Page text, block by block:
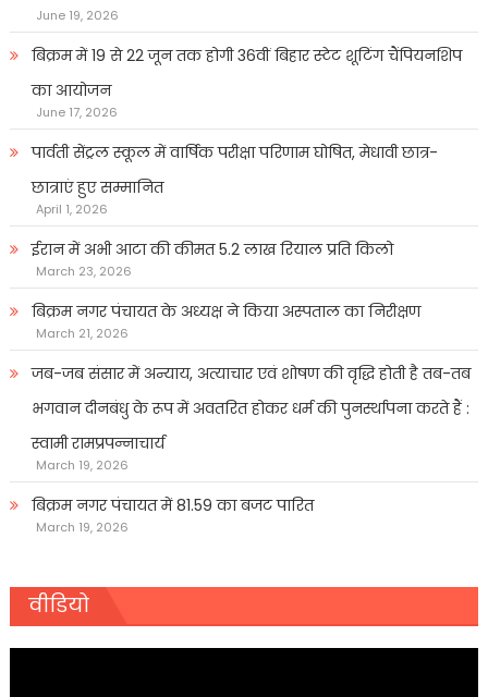
June 19, 2026
बिक्रम में 19 से 22 जून तक होगी 36वीं बिहार स्टेट शूटिंग चैंपियनशिप
का आयोजन
June 17, 2026
पार्वती सेंट्रल स्कूल में वार्षिक परीक्षा परिणाम घोषित, मेधावी छात्र-
छात्राएं हुए सम्मानित
April 1, 2026
ईरान में अभी आटा की कीमत 5.2 लाख रियाल प्रति किलो
March 23, 2026
बिक्रम नगर पंचायत के अध्यक्ष ने किया अस्पताल का निरीक्षण
March 21, 2026
जब-जब संसार में अन्याय, अत्याचार एवं शोषण की वृद्धि होती है तब-तब
भगवान दीनबंधु के रूप में अवतरित होकर धर्म की पुनर्स्थापना करते हैं :
स्वामी रामप्रपन्नाचार्य
March 19, 2026
बिक्रम नगर पंचायत में 81.59 का बजट पारित
March 19, 2026
वीडियो